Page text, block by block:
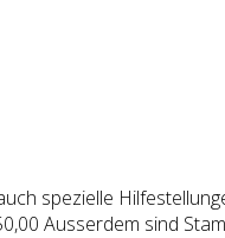
spezielle
Ausserdem sind